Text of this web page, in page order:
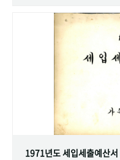
1971년도 세입세출예산서